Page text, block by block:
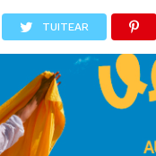
TUITEAR